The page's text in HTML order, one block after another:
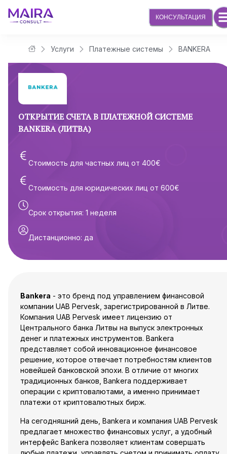
Юридическая компания Maira Consult
Услуги Платежные системы BANKERA
ОТКРЫТИЕ СЧЕТА В ПЛАТЕЖНОЙ СИСТЕМЕ
BANKERA (ЛИТВА)
Стоимость для частных лиц от 400€
Стоимость для юридических лиц от 600€
Срок открытия: 1 неделя
Дистанционно: да
Bankera - это бренд под управлением финансовой
компании UAB Pervesk, зарегистрированной в Литве.
Компания UAB Pervesk имеет лицензию от
Центрального банка Литвы на выпуск электронных
денег и платежных инструментов. Bankera
представляет собой инновационное финансовое
решение, которое отвечает потребностям клиентов
новейшей банковской эпохи. В отличие от многих
традиционных банков, Bankera поддерживает
операции с криптовалютами, а именно принимает
платежи от криптовалютных бирж.
На сегодняшний день, Bankera и компания UAB Pervesk
предлагает множество финансовых услуг, а удобный
интерфейс Bankera позволяет клиентам совершать
КОНСУЛЬТАЦИЯ